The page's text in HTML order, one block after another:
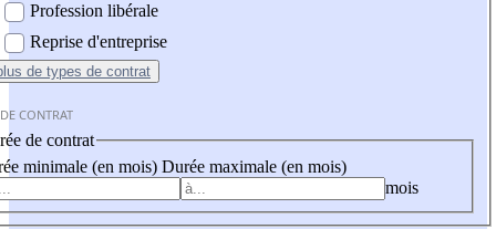
Profession libérale
Reprise d'entreprise
de types de contrat
CONTRAT
de contrat
minimale (en mois) Durée maximale (en mois)
mois